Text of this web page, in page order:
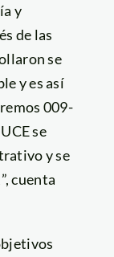
y
de las
se
y es así
009-
se
y se
cuenta